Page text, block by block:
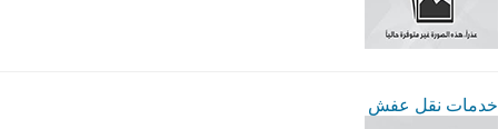
خدمات نقل عفش